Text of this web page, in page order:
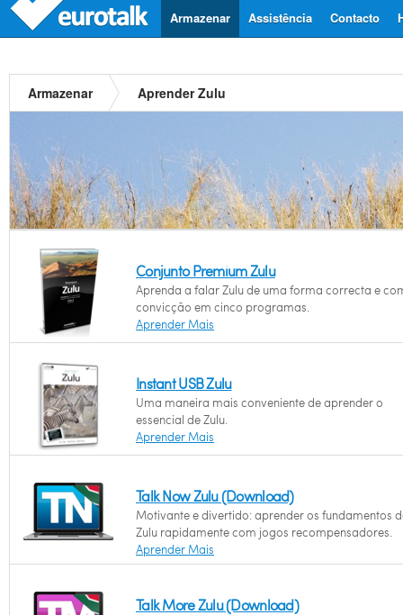
Contacto
Assistência
Armazenar
Armazenar Aprender Zulu
Conjunto Premium Zulu
Aprenda a falar Zulu de uma forma correcta e
convicção em cinco programas.
Aprender Mais
Instant USB Zulu
Uma maneira mais conveniente de aprender o
essencial de Zulu.
Aprender Mais
Talk Now Zulu (Download)
Motivante e divertido: aprender os fundamentos
Zulu rapidamente com jogos recompensadores.
Aprender Mais
Talk More Zulu (Download)